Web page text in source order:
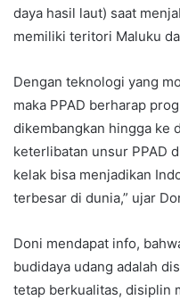
daya hasil laut) saat
memiliki teritori Maluku
Dengan teknologi yang
maka PPAD berharap
dikembangkan hingga ke
keterlibatan unsur PPAD
kelak bisa menjadikan
terbesar di dunia,” ujar
Doni mendapat info,
budidaya udang adalah
tetap berkualitas, disiplin